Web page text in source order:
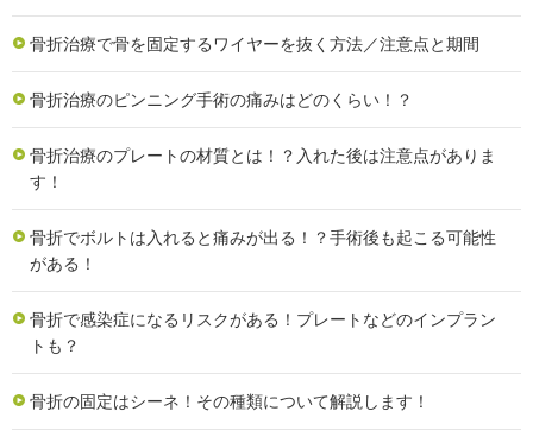
骨折治療で骨を固定するワイヤーを抜く方法／注意点と期間
骨折治療のピンニング手術の痛みはどのくらい！？
骨折治療のプレートの材質とは！？入れた後は注意点がありま
す！
骨折でボルトは入れると痛みが出る！？手術後も起こる可能性
がある！
骨折で感染症になるリスクがある！プレートなどのインプラン
トも？
骨折の固定はシーネ！その種類について解説します！